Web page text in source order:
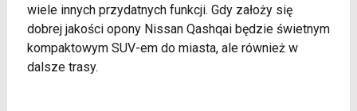
wiele innych przydatnych funkcji. Gdy założy się
dobrej jakości opony Nissan Qashqai będzie świetnym
kompaktowym SUV-em do miasta, ale również w
dalsze trasy.